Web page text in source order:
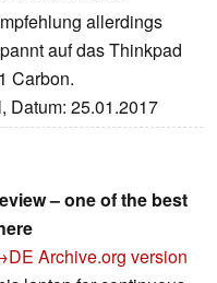
allerdings
auf das Thinkpad
Carbon.
Datum: 25.01.2017
– one of the best
Archive.org version